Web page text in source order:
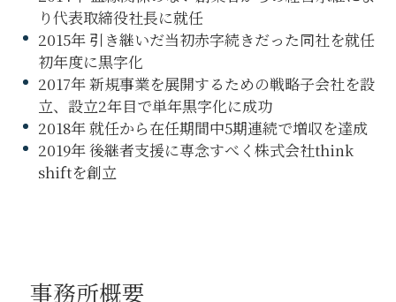
り代表取締役社長に就任
2015年 引き継いだ当初赤字続きだった同社を就任
初年度に黒字化
2017年 新規事業を展開するための戦略子会社を設
立、設立2年目で単年黒字化に成功
2018年 就任から在任期間中5期連続で増収を達成
2019年 後継者支援に専念すべく株式会社think
shiftを創立
事務所概要